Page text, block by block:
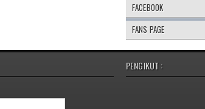
FACEBOOK
FANS PAGE
PENGIKUT :